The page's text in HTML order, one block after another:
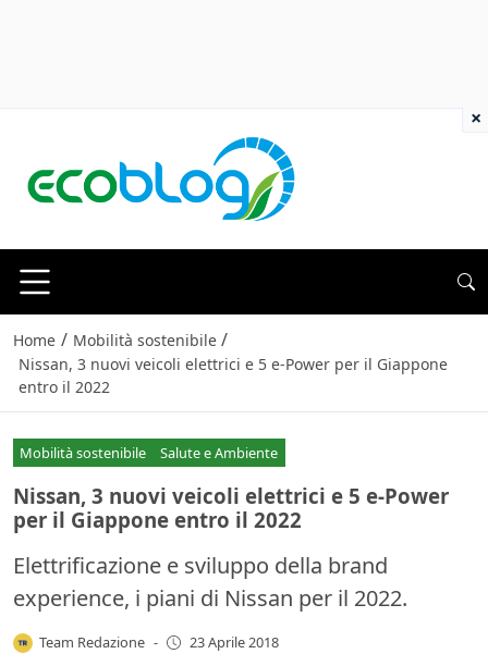
Home / Mobilità sostenibile /
Nissan, 3 nuovi veicoli elettrici e 5 e-Power per il Giappone
entro il 2022
Mobilità sostenibile Salute e Ambiente
Nissan, 3 nuovi veicoli elettrici e 5 e-Power
per il Giappone entro il 2022
Elettrificazione e sviluppo della brand
experience, i piani di Nissan per il 2022.
Team Redazione - 23 Aprile 2018
×